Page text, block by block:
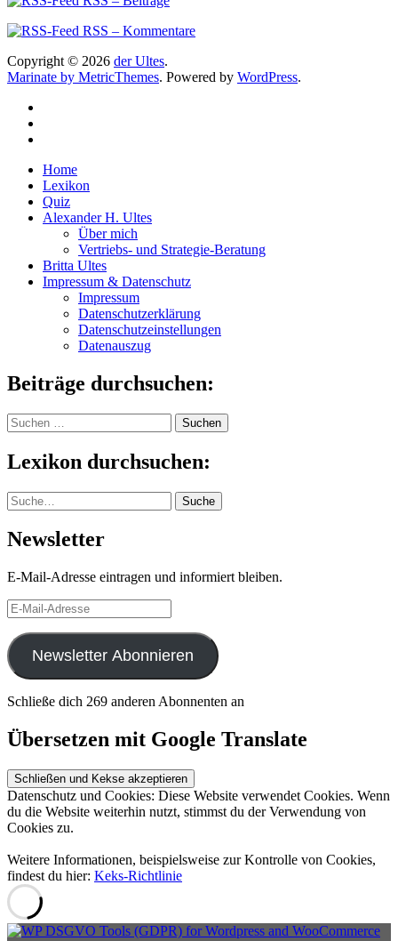
RSS – Kommentare
Copyright © 2026 der Ultes.
Marinate by MetricThemes. Powered by WordPress.
Home
Lexikon
Quiz
Alexander H. Ultes
Über mich
Vertriebs- und Strategie-Beratung
Britta Ultes
Impressum & Datenschutz
Impressum
Datenschutzerklärung
Datenschutzeinstellungen
Datenauszug
Beiträge durchsuchen:
Suchen
nach:
Lexikon durchsuchen:
Suche Suche
Newsletter
E-Mail-Adresse eintragen und informiert bleiben.
E-
Mail-
Adresse
Newsletter Abonnieren
Schließe dich 269 anderen Abonnenten an
Übersetzen mit Google Translate
Datenschutz und Cookies: Diese Website verwendet Cookies. Wenn
du die Website weiterhin nutzt, stimmst du der Verwendung von
Cookies zu.
Weitere Informationen, beispielsweise zur Kontrolle von Cookies,
findest du hier: Keks-Richtlinie